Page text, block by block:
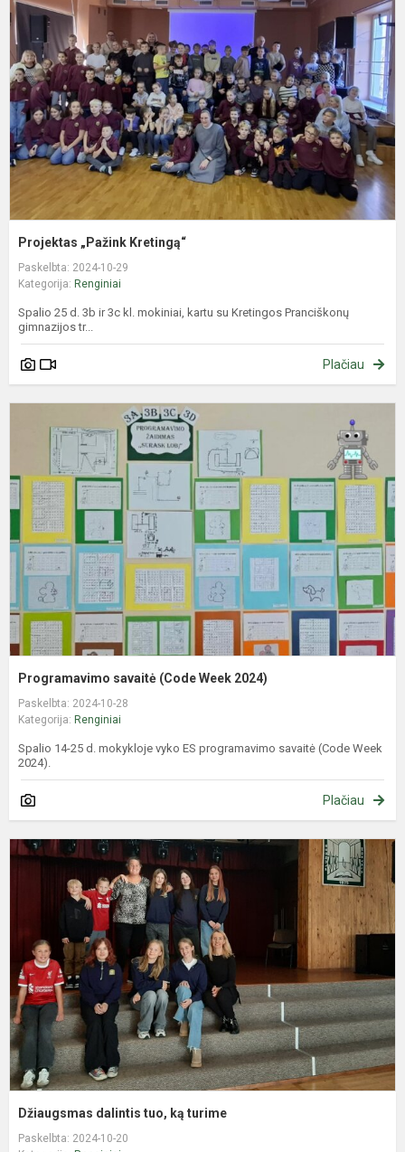
Projektas „Pažink Kretingą“
Paskelbta: 2024-10-29
Kategorija: Renginiai
Spalio 25 d. 3b ir 3c kl. mokiniai, kartu su Kretingos Pranciškonų
gimnazijos tr...
Plačiau
Programavimo savaitė (Code Week 2024)
Paskelbta: 2024-10-28
Kategorija: Renginiai
Spalio 14-25 d. mokykloje vyko ES programavimo savaitė (Code Week
2024).
Plačiau
Džiaugsmas dalintis tuo, ką turime
Paskelbta: 2024-10-20